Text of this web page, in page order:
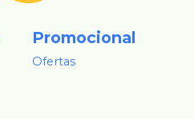
Promocional
Ofertas